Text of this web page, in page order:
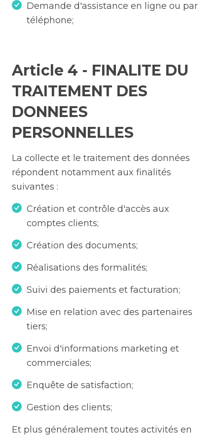
Demande d'assistance en ligne ou par
téléphone;
Article 4 - FINALITE DU
TRAITEMENT DES
DONNEES
PERSONNELLES
La collecte et le traitement des données
répondent notamment aux finalités
suivantes :
Création et contrôle d'accès aux
comptes clients;
Création des documents;
Réalisations des formalités;
Suivi des paiements et facturation;
Mise en relation avec des partenaires
tiers;
Envoi d'informations marketing et
commerciales;
Enquête de satisfaction;
Gestion des clients;
Et plus généralement toutes activités en